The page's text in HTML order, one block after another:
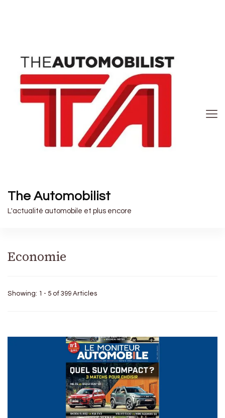
The Automobilist
L'actualité automobile et plus encore
Economie
Showing: 1 - 5 of 399 Articles